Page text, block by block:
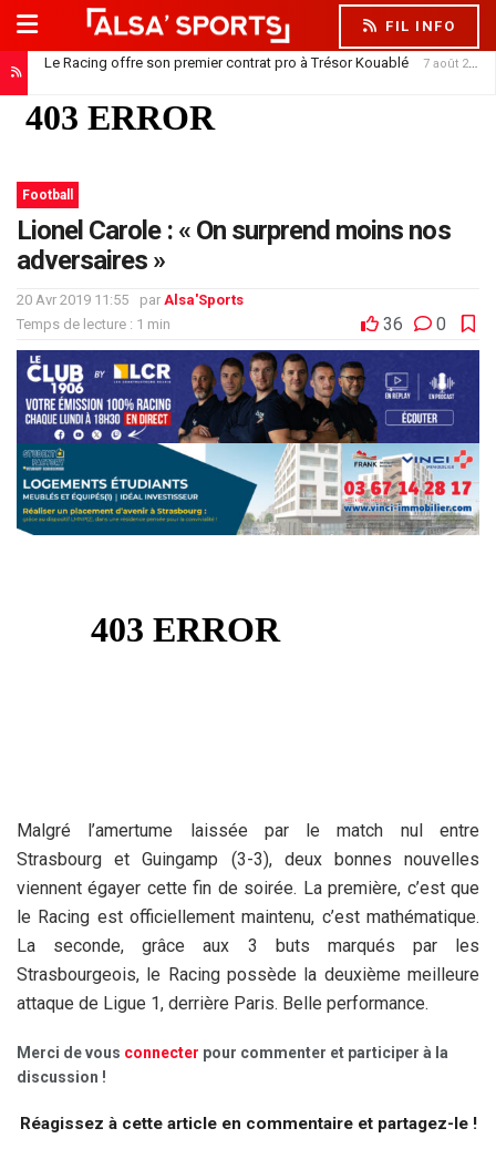
FIL INFO
Le Racing offre son premier contrat pro à Trésor Kouablé 7 août 2026
Football
Lionel Carole : « On surprend moins nos
adversaires »
20 Avr 2019 11:55 par Alsa'Sports
Temps de lecture : 1 min
36 0
Malgré l’amertume laissée par le match nul entre
Strasbourg et Guingamp (3-3), deux bonnes nouvelles
viennent égayer cette fin de soirée. La première, c’est que
le Racing est officiellement maintenu, c’est mathématique.
La seconde, grâce aux 3 buts marqués par les
Strasbourgeois, le Racing possède la deuxième meilleure
attaque de Ligue 1, derrière Paris. Belle performance.
Merci de vous connecter pour commenter et participer à la
discussion !
Réagissez à cette article en commentaire et partagez-le !